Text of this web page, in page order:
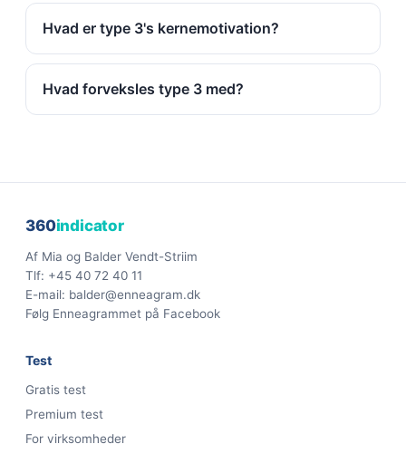
Hvad er type 3's kernemotivation?
Hvad forveksles type 3 med?
360indicator
Af Mia og Balder Vendt-Striim
Tlf: +45 40 72 40 11
E-mail: balder@enneagram.dk
Følg Enneagrammet på Facebook
Test
Gratis test
Premium test
For virksomheder